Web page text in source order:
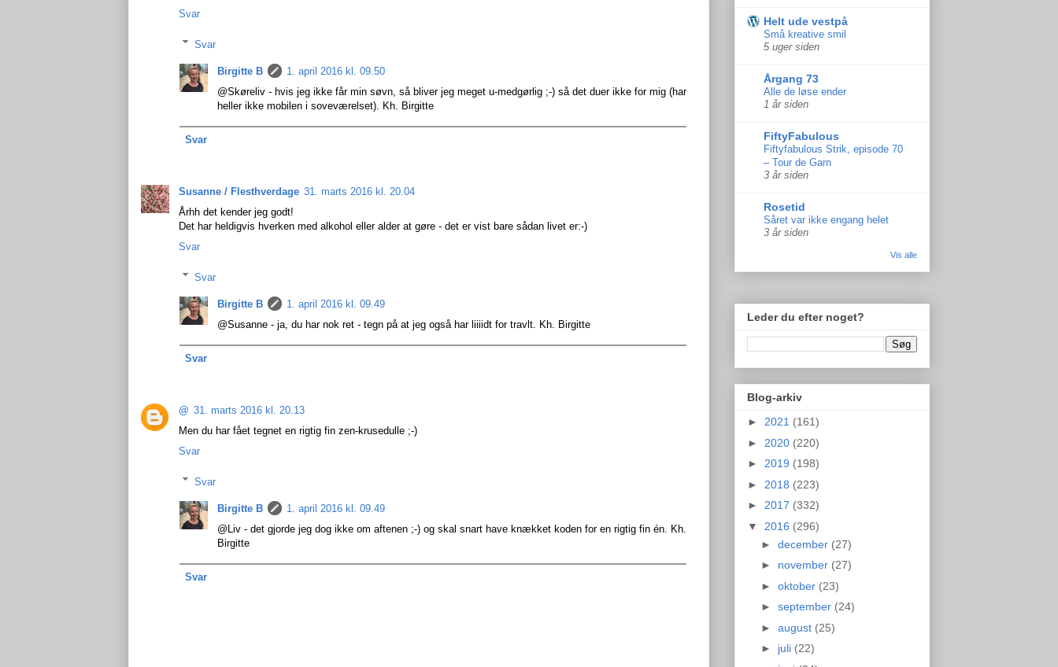
Svar
Svar
Birgitte B
1. april 2016 kl. 09.50
@Skøreliv - hvis jeg ikke får min søvn, så bliver jeg meget u-medgørlig ;-) så det duer ikke for mig (har
heller ikke mobilen i soveværelset). Kh. Birgitte
Svar
Susanne / Flesthverdage 31. marts 2016 kl. 20.04
Århh det kender jeg godt!
Det har heldigvis hverken med alkohol eller alder at gøre - det er vist bare sådan livet er:-)
Svar
Svar
Birgitte B
1. april 2016 kl. 09.49
@Susanne - ja, du har nok ret - tegn på at jeg også har liiiidt for travlt. Kh. Birgitte
Svar
@ 31. marts 2016 kl. 20.13
Men du har fået tegnet en rigtig fin zen-krusedulle ;-)
Svar
Svar
Birgitte B
1. april 2016 kl. 09.49
@Liv - det gjorde jeg dog ikke om aftenen ;-) og skal snart have knækket koden for en rigtig fin én. Kh.
Birgitte
Svar
Helt ude vestpå
Små kreative smil
5 uger siden
Årgang 73
Alle de løse ender
1 år siden
FiftyFabulous
Fiftyfabulous Strik, episode 70
– Tour de Garn
3 år siden
Rosetid
Såret var ikke engang helet
3 år siden
Vis alle
Leder du efter noget?
Blog-arkiv
► 2021 (161)
► 2020 (220)
► 2019 (198)
► 2018 (223)
► 2017 (332)
▼ 2016 (296)
► december (27)
► november (27)
► oktober (23)
► september (24)
► august (25)
► juli (22)